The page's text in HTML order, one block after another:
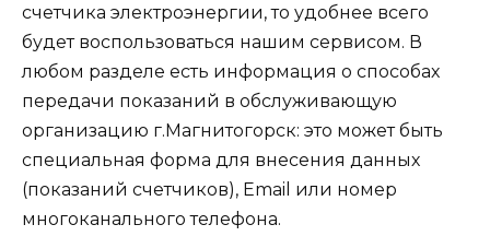
счетчика электроэнергии, то удобнее всего
будет воспользоваться нашим сервисом. В
любом разделе есть информация о способах
передачи показаний в обслуживающую
организацию г.Магнитогорск: это может быть
специальная форма для внесения данных
(показаний счетчиков), Email или номер
многоканального телефона.